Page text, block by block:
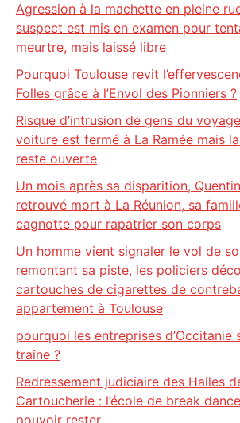
Agression à la machette en pleine
suspect est mis en examen pour
meurtre, mais laissé libre
Pourquoi Toulouse revit
Folles grâce à l’Envol des Pionniers ?
Risque d’intrusion de gens du
voiture est fermé à La Ramée mais
reste ouverte
Un mois après sa disparition,
retrouvé mort à La Réunion, sa
cagnotte pour rapatrier son corps
Un homme vient signaler le vol de
remontant sa piste, les policiers
cartouches de cigarettes de
appartement à Toulouse
pourquoi les entreprises d’Occitanie
traîne ?
Redressement judiciaire des Halles
Cartoucherie : l’école de break
pouvoir rester